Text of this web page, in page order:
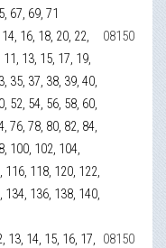
67, 69, 71
16, 18, 20, 22,
13, 15, 17, 19,
35, 37, 38, 39, 40,
52, 54, 56, 58, 60,
76, 78, 80, 82, 84,
100, 102, 104,
116, 118, 120, 122,
134, 136, 138, 140,
08150
13, 14, 15, 16, 17, 08150